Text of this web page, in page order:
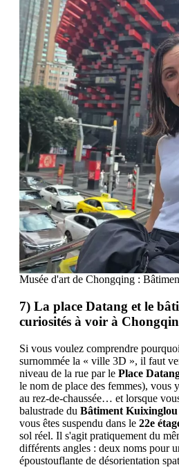
Musée d'art de Chongqing :
7) La place Datang et le
curiosités à voir à
Si vous voulez comprendre
surnommée la « ville 3D », il faut
niveau de la rue par le Place
le nom de place des femmes), vous
au rez-de-chaussée… et lorsque
balustrade du Bâtiment Kuixinglou
vous êtes suspendu dans le 22e
sol réel. Il s'agit pratiquement du
différents angles : deux noms pour
époustouflante de désorientation